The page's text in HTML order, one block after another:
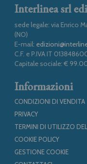
Interlinea srl
sede legale: via Enrico
(NO)
E-mail:
C.F. e P.IVA IT
Capitale sociale: €
Informazioni
CONDIZIONI DI VENDITA
PRIVACY
TERMINI DI UTILIZZO
COOKIE POLICY
GESTIONE COOKIE